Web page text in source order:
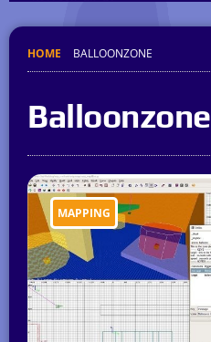
HOME BALLOONZONE
Balloonzone
MAPPING